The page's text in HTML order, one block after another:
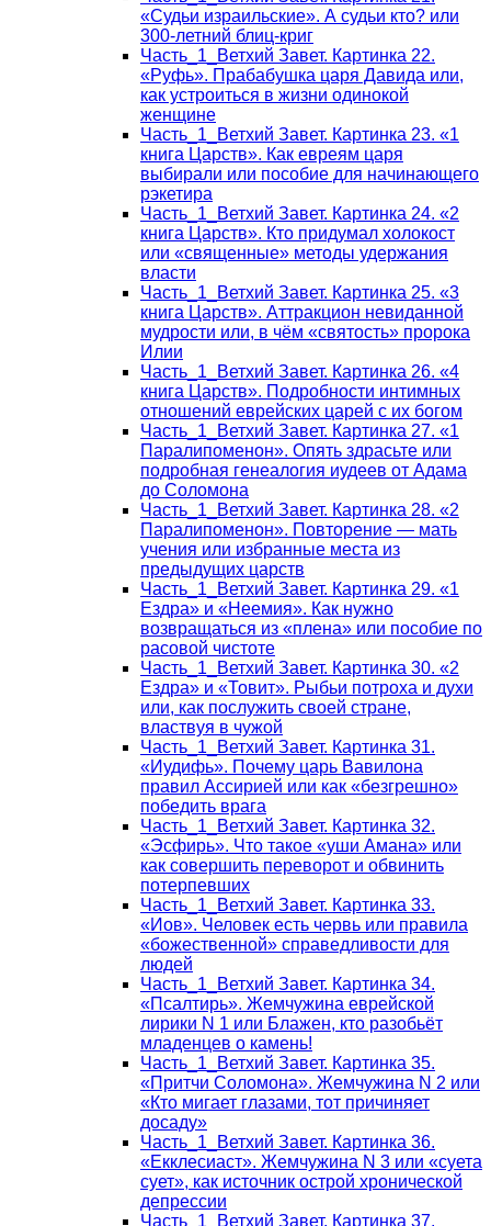
«Судьи израильские». А судьи кто? или
300-летний блиц-криг
Часть_1_Ветхий Завет. Картинка 22.
«Руфь». Прабабушка царя Давида или,
как устроиться в жизни одинокой
женщине
Часть_1_Ветхий Завет. Картинка 23. «1
книга Царств». Как евреям царя
выбирали или пособие для начинающего
рэкетира
Часть_1_Ветхий Завет. Картинка 24. «2
книга Царств». Кто придумал холокост
или «священные» методы удержания
власти
Часть_1_Ветхий Завет. Картинка 25. «3
книга Царств». Аттракцион невиданной
мудрости или, в чём «святость» пророка
Илии
Часть_1_Ветхий Завет. Картинка 26. «4
книга Царств». Подробности интимных
отношений еврейских царей с их богом
Часть_1_Ветхий Завет. Картинка 27. «1
Паралипоменон». Опять здрасьте или
подробная генеалогия иудеев от Адама
до Соломона
Часть_1_Ветхий Завет. Картинка 28. «2
Паралипоменон». Повторение — мать
учения или избранные места из
предыдущих царств
Часть_1_Ветхий Завет. Картинка 29. «1
Ездра» и «Неемия». Как нужно
возвращаться из «плена» или пособие по
расовой чистоте
Часть_1_Ветхий Завет. Картинка 30. «2
Ездра» и «Товит». Рыбьи потроха и духи
или, как послужить своей стране,
властвуя в чужой
Часть_1_Ветхий Завет. Картинка 31.
«Иудифь». Почему царь Вавилона
правил Ассирией или как «безгрешно»
победить врага
Часть_1_Ветхий Завет. Картинка 32.
«Эсфирь». Что такое «уши Амана» или
как совершить переворот и обвинить
потерпевших
Часть_1_Ветхий Завет. Картинка 33.
«Иов». Человек есть червь или правила
«божественной» справедливости для
людей
Часть_1_Ветхий Завет. Картинка 34.
«Псалтирь». Жемчужина еврейской
лирики N 1 или Блажен, кто разобьёт
младенцев о камень!
Часть_1_Ветхий Завет. Картинка 35.
«Притчи Соломона». Жемчужина N 2 или
«Кто мигает глазами, тот причиняет
досаду»
Часть_1_Ветхий Завет. Картинка 36.
«Екклесиаст». Жемчужина N 3 или «суета
сует», как источник острой хронической
депрессии
Часть_1_Ветхий Завет. Картинка 37.